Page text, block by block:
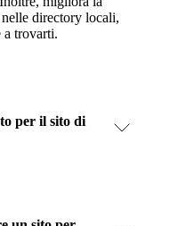
directory locali,
a trovarti.
per il sito di